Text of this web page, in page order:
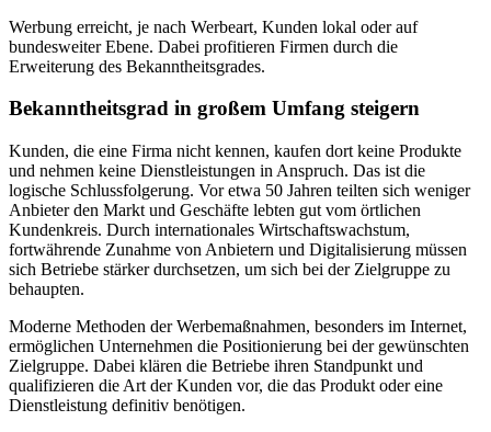
Werbung erreicht, je nach Werbeart, Kunden lokal oder auf
bundesweiter Ebene. Dabei profitieren Firmen durch die
Erweiterung des Bekanntheitsgrades.
Bekanntheitsgrad in großem Umfang steigern
Kunden, die eine Firma nicht kennen, kaufen dort keine Produkte
und nehmen keine Dienstleistungen in Anspruch. Das ist die
logische Schlussfolgerung. Vor etwa 50 Jahren teilten sich weniger
Anbieter den Markt und Geschäfte lebten gut vom örtlichen
Kundenkreis. Durch internationales Wirtschaftswachstum,
fortwährende Zunahme von Anbietern und Digitalisierung müssen
sich Betriebe stärker durchsetzen, um sich bei der Zielgruppe zu
behaupten.
Moderne Methoden der Werbemaßnahmen, besonders im Internet,
ermöglichen Unternehmen die Positionierung bei der gewünschten
Zielgruppe. Dabei klären die Betriebe ihren Standpunkt und
qualifizieren die Art der Kunden vor, die das Produkt oder eine
Dienstleistung definitiv benötigen.